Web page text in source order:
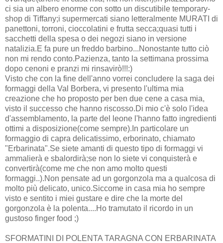
ci sia un albero enorme con sotto un discutibile temporary-
shop di Tiffany;i supermercati siano letteralmente MURATI di
panettoni, torroni, cioccolatini e frutta secca;quasi tutti i
sacchetti della spesa o dei negozi siano in versione
natalizia.E fa pure un freddo barbino...Nonostante tutto ciò
non mi rendo conto.Pazienza, tanto la settimana prossima
dopo cenoni e pranzi mi rinsavirò!!!:)
Visto che con la fine dell'anno vorrei concludere la saga dei
formaggi della Val Borbera, vi presento l'ultima mia
creazione che ho proposto per ben due cene a casa mia,
visto il successo che hanno riscosso.Di mio c'è solo l'idea
d'assemblamento, la parte del leone l'hanno fatto ingredienti
ottimi a disposizione(come sempre).In particolare un
formaggio di capra delicatissimo, erborinato, chiamato
"Erbarinata".Se siete amanti di questo tipo di formaggi vi
ammalierà e sbalordirà;se non lo siete vi conquisterà e
convertirà(come me che non amo molto questi
formaggi..).Non pensate ad un gorgonzola ma a qualcosa di
molto più delicato, unico.Siccome in casa mia ho sempre
visto e sentito i miei gustare e dire che la morte del
gorgonzola è la polenta....Ho tramutato il ricordo in un
gustoso finger food ;)
SFORMATINI DI POLENTA TARAGNA CON ERBARINATA